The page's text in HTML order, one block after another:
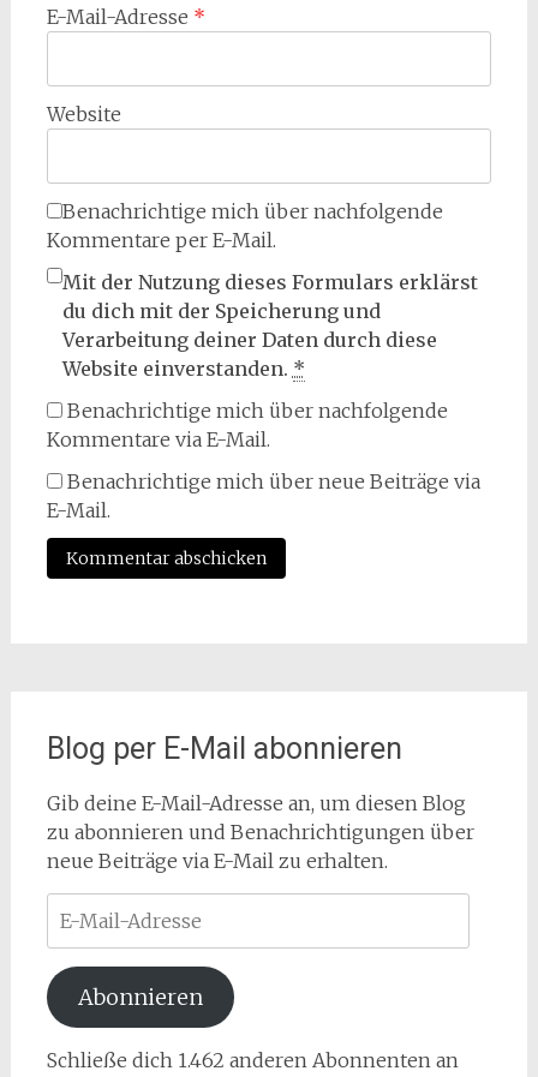
E-Mail-Adresse *
Website
Benachrichtige mich über nachfolgende
Kommentare per E-Mail.
Mit der Nutzung dieses Formulars erklärst
du dich mit der Speicherung und
Verarbeitung deiner Daten durch diese
Website einverstanden. *
Benachrichtige mich über nachfolgende
Kommentare via E-Mail.
Benachrichtige mich über neue Beiträge via
E-Mail.
Blog per E-Mail abonnieren
Gib deine E-Mail-Adresse an, um diesen Blog
zu abonnieren und Benachrichtigungen über
neue Beiträge via E-Mail zu erhalten.
Mail-
Adresse
Abonnieren
Schließe dich 1.462 anderen Abonnenten an